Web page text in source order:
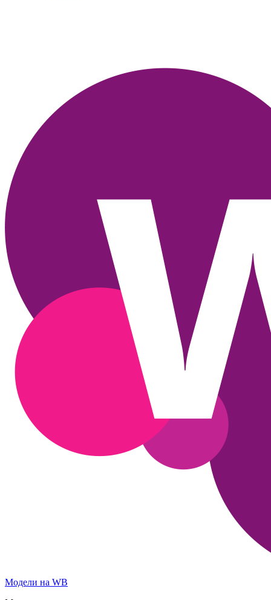
Модели на WB